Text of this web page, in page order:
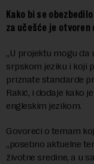
Kako bi se
za učešće je otvoren
„U projektu mogu da
srpskom jeziku i koji
priznate standarde
Rakić, i dodaje kako
engleskim jezikom.
Govoreći o temam
„posebno aktuelne
životne sredine, a u